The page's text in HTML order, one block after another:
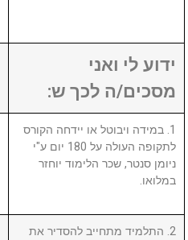
ידוע לי ואני
מסכים/ה לכך ש:
1. במידה ויבוטל או יידחה הקורס
לתקופה העולה על 180 יום ע"י
ניומן סנטר, שכר הלימוד יוחזר
במלואו.
2. התלמיד מתחייב להסדיר את